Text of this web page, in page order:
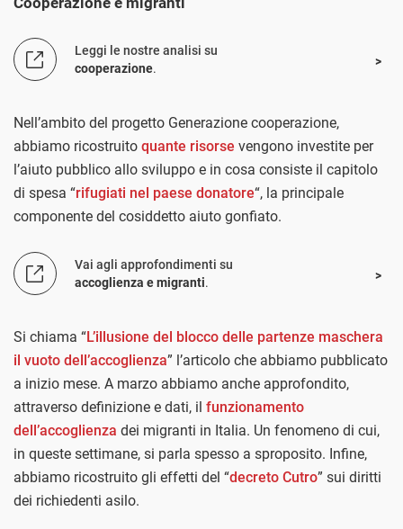
Leggi le nostre analisi su
cooperazione.
Nell’ambito del progetto Generazione cooperazione,
abbiamo ricostruito quante risorse vengono investite per
l’aiuto pubblico allo sviluppo e in cosa consiste il capitolo
di spesa “rifugiati nel paese donatore“, la principale
componente del cosiddetto aiuto gonfiato.
Vai agli approfondimenti su
accoglienza e migranti.
Si chiama “L’illusione del blocco delle partenze maschera
il vuoto dell’accoglienza” l’articolo che abbiamo pubblicato
a inizio mese. A marzo abbiamo anche approfondito,
attraverso definizione e dati, il funzionamento
dell’accoglienza dei migranti in Italia. Un fenomeno di cui,
in queste settimane, si parla spesso a sproposito. Infine,
abbiamo ricostruito gli effetti del “decreto Cutro” sui diritti
dei richiedenti asilo.